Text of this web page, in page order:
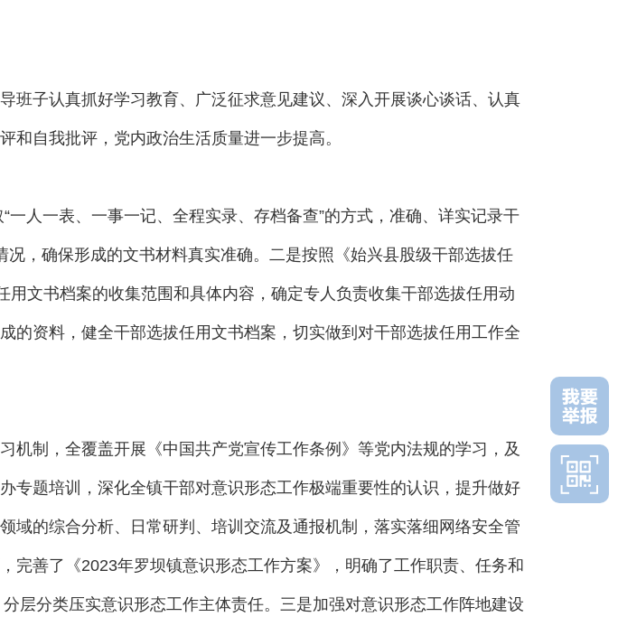
子认真抓好学习教育、广泛征求意见建议、深入开展谈心谈话、认真
自我批评，党内政治生活质量进一步提高。
一表、一事一记、全程实录、存档备查”的方式，准确、详实记录干
，确保形成的文书材料真实准确。二是按照《始兴县股级干部选拔任
文书档案的收集范围和具体内容，确定专人负责收集干部选拔任用动
的资料，健全干部选拔任用文书档案，切实做到对干部选拔任用工作全
制，全覆盖开展《中国共产党宣传工作条例》等党内法规的学习，及
专题培训，深化全镇干部对意识形态工作极端重要性的认识，提升做好
域的综合分析、日常研判、培训交流及通报机制，落实落细网络安全管
善了《2023年罗坝镇意识形态工作方案》，明确了工作职责、任务和
层分类压实意识形态工作主体责任。三是加强对意识形态工作阵地建设